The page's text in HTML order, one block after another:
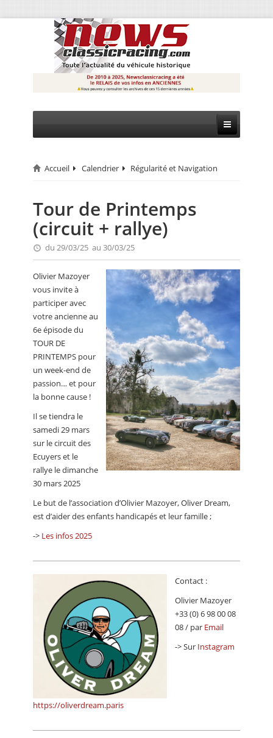
CIRCUIT
RALLYE
MONTAGNE
EVÈNEMENTS
CALENDRIER
FOCUS
VIDEO
ANNUAIRES
PETITES ANNONCES
Accueil Calendrier Régularité et Navigation
Tour de Printemps
(circuit + rallye)
du 29/03/25 au 30/03/25
Olivier Mazoyer
vous invite à
participer avec
votre ancienne au
6e épisode du
TOUR DE
PRINTEMPS pour
un week-end de
passion… et pour
la bonne cause !
Il se tiendra le
samedi 29 mars
sur le circuit des
Ecuyers et le
rallye le dimanche
30 mars 2025
Le but de l’association d’Olivier Mazoyer, Oliver Dream,
est d’aider des enfants handicapés et leur famille ;
-> Les infos 2025
Contact :
Olivier Mazoyer
+33 (0) 6 98 00 08
08 / par Email
-> Sur Instagram
https://oliverdream.paris